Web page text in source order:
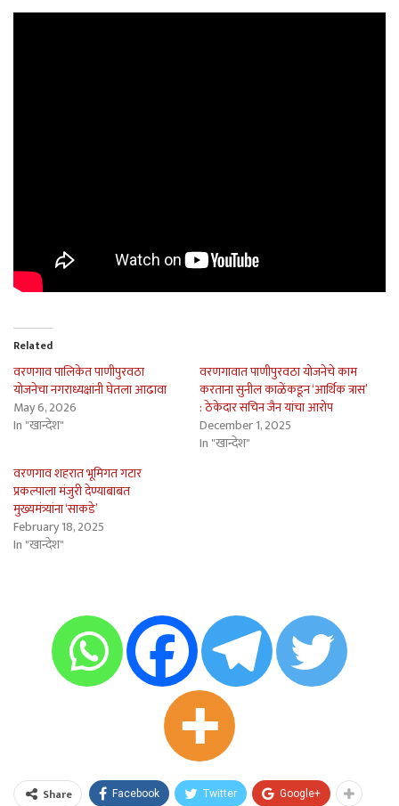
Related
वरणगाव पालिकेत पाणीपुरवठा
योजनेचा नगराध्यक्षांनी घेतला आढावा
May 6, 2026
In "खान्देश"
वरणगावात पाणीपुरवठा योजनेचे काम
करताना सुनील काळेंकडून ‘आर्थिक त्रास’
: ठेकेदार सचिन जैन यांचा आरोप
December 1, 2025
In "खान्देश"
वरणगाव शहरात भूमिगत गटार
प्रकल्पाला मंजुरी देण्याबाबत
मुख्यमंत्र्यांना ‘साकडे’
February 18, 2025
In "खान्देश"
Share Facebook Twitter Google+